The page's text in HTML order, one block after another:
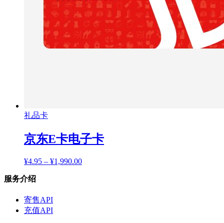
礼品卡
京东E卡电子卡
¥4.95 – ¥1,990.00
服务介绍
寄售API
充值API